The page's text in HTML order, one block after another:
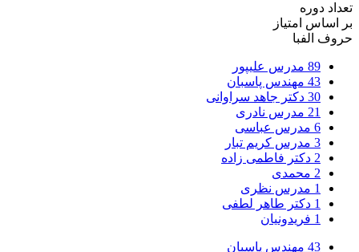
تعداد دوره
بر اساس امتیاز
حروف الفبا
89 مدرس علیپور
43 مهندس پاسبان
30 دکتر جاهد سراوانی
21 مدرس نادری
6 مدرس عباسی
3 مدرس کریم تبار
2 دکتر فاطمی زاده
2 محمدی
1 مدرس نظری
1 دکتر طاهر لطفی
1 فریدونیان
43 مهندس پاسبان